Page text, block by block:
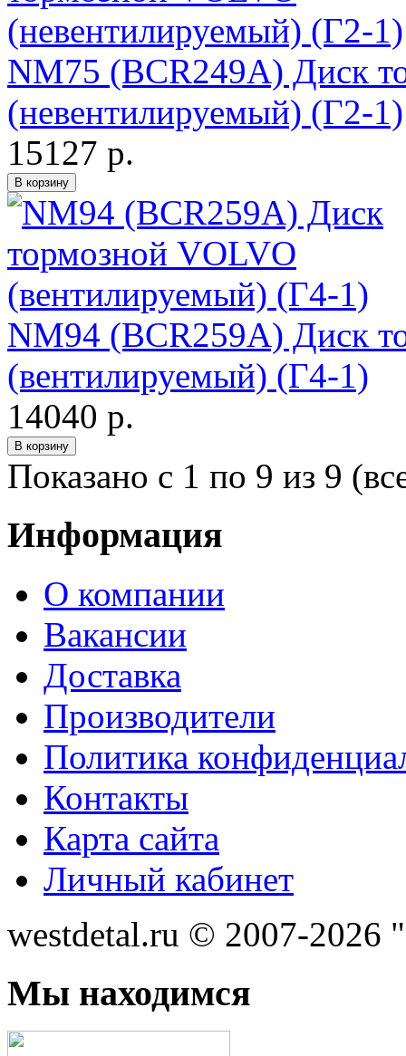
NM75 (BCR249A) Диск
(невентилируемый) (Г2-1)
15127 р.
NM94 (BCR259A) Диск
(вентилируемый) (Г4-1)
14040 р.
Показано с 1 по 9 из 9
Информация
О компании
Вакансии
Доставка
Производители
Политика
Контакты
Карта сайта
Личный кабинет
westdetal.ru © 2007-2026
Мы находимся